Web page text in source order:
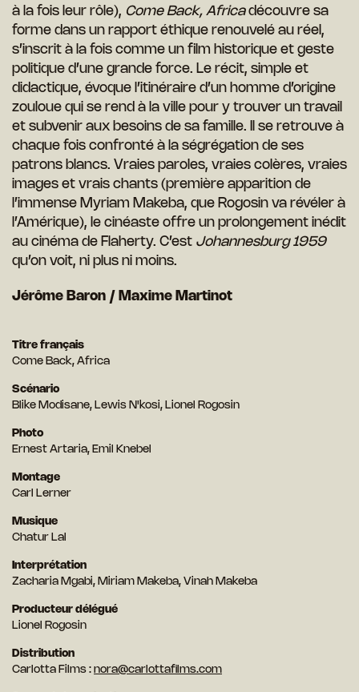
à la fois leur rôle), Come Back, Africadécouvre sa
forme dans un rapport éthique renouvelé au réel,
s’inscrit à la fois comme un film historique et geste
politique d’une grande force. Le récit, simple et
didactique, évoque l’itinéraire d’un homme d’origine
zouloue qui se rend à la ville pour y trouver un travail
et subvenir aux besoins de sa famille. Il se retrouve à
chaque fois confronté à la ségrégation de ses
patrons blancs. Vraies paroles, vraies colères, vraies
images et vrais chants (première apparition de
l’immense Myriam Makeba, que Rogosin va révéler à
l’Amérique), le cinéaste offre un prolongement inédit
au cinéma de Flaherty. C’est Johannesburg 1959
qu’on voit, ni plus ni moins.
Jérôme Baron / Maxime Martinot
Titre français
Come Back, Africa
Scénario
Blike Modisane, Lewis N'kosi, Lionel Rogosin
Photo
Ernest Artaria, Emil Knebel
Montage
Carl Lerner
Musique
Chatur Lal
Interprétation
Zacharia Mgabi, Miriam Makeba, Vinah Makeba
Producteur délégué
Lionel Rogosin
Distribution
Carlotta Films : nora@carlottafilms.com